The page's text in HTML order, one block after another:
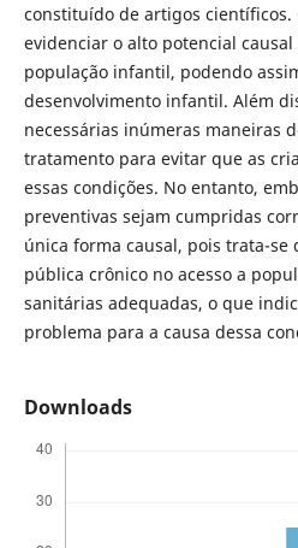
constituído de artigos científicos.
evidenciar o alto potencial
população infantil, podendo
desenvolvimento infantil. Além
necessárias inúmeras maneiras
tratamento para evitar que as
essas condições. No entanto,
preventivas sejam cumpridas
única forma causal, pois trata-
pública crônico no acesso a
sanitárias adequadas, o que
problema para a causa dessa
Downloads